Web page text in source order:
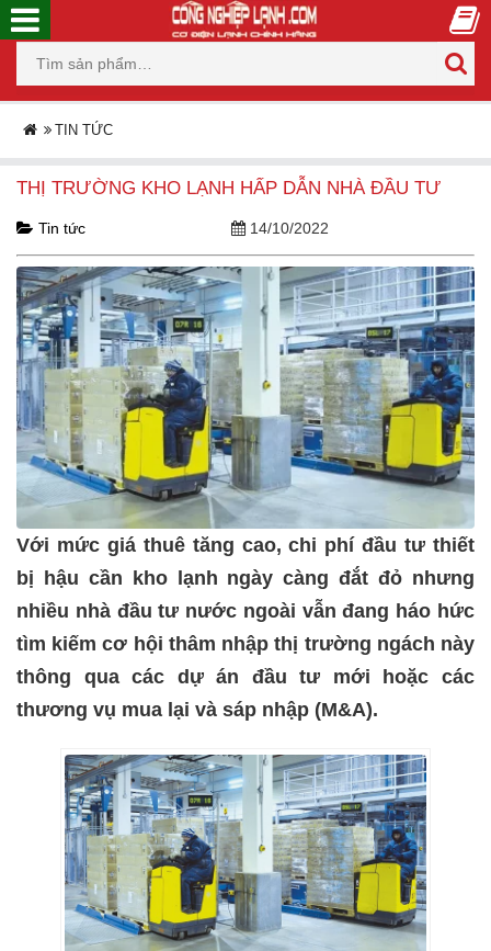
TIN TỨC
THỊ TRƯỜNG KHO LẠNH HẤP DẪN NHÀ ĐẦU TƯ
Tin tức 14/10/2022
Với mức giá thuê tăng cao, chi phí đầu tư thiết
bị hậu cần kho lạnh ngày càng đắt đỏ nhưng
nhiều nhà đầu tư nước ngoài vẫn đang háo hức
tìm kiếm cơ hội thâm nhập thị trường ngách này
thông qua các dự án đầu tư mới hoặc các
thương vụ mua lại và sáp nhập (M&A).